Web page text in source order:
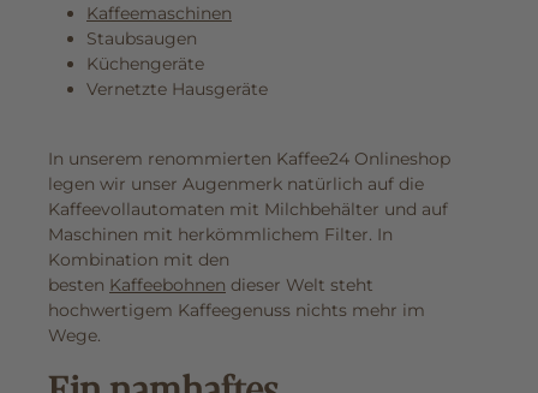
Kaffeemaschinen
Staubsaugen
Küchengeräte
Vernetzte Hausgeräte
In unserem renommierten Kaffee24 Onlineshop
legen wir unser Augenmerk natürlich auf die
Kaffeevollautomaten mit Milchbehälter und auf
Maschinen mit herkömmlichem Filter. In
Kombination mit den
besten Kaffeebohnen dieser Welt steht
hochwertigem Kaffeegenuss nichts mehr im
Wege.